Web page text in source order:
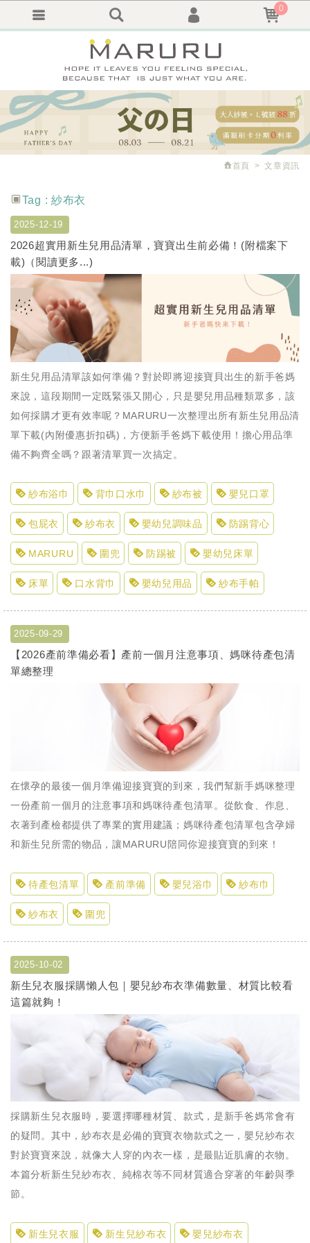
首頁 文章資訊
Tag : 紗布衣
2025-12-19
2026超實用新生兒用品清單，寶寶出生前必備！(附檔案下
載)（閱讀更多...)
新生兒用品清單該如何準備？對於即將迎接寶貝出生的新手爸媽
來說，這段期間一定既緊張又開心，只是嬰兒用品種類眾多，該
如何採購才更有效率呢？MARURU一次整理出所有新生兒用品清
單下載(內附優惠折扣碼)，方便新手爸媽下載使用！擔心用品準
備不夠齊全嗎？跟著清單買一次搞定。
紗布浴巾 背巾口水巾 紗布被 嬰兒口罩
包屁衣 紗布衣 嬰幼兒調味品 防踢背心
MARURU 圍兜 防踢被 嬰幼兒床單
床單 口水背巾 嬰幼兒用品 紗布手帕
2025-09-29
【2026產前準備必看】產前一個月注意事項、媽咪待產包清
單總整理
在懷孕的最後一個月準備迎接寶寶的到來，我們幫新手媽咪整理
一份產前一個月的注意事項和媽咪待產包清單。從飲食、作息、
衣著到產檢都提供了專業的實用建議；媽咪待產包清單包含孕婦
和新生兒所需的物品，讓MARURU陪同你迎接寶寶的到來！
待產包清單 產前準備 嬰兒浴巾 紗布巾
紗布衣 圍兜
2025-10-02
新生兒衣服採購懶人包｜嬰兒紗布衣準備數量、材質比較看
這篇就夠！
採購新生兒衣服時，要選擇哪種材質、款式，是新手爸媽常會有
的疑問。其中，紗布衣是必備的寶寶衣物款式之一，嬰兒紗布衣
對於寶寶來說，就像大人穿的內衣一樣，是最貼近肌膚的衣物。
本篇分析新生兒紗布衣、純棉衣等不同材質適合穿著的年齡與季
節。
新生兒衣服 新生兒紗布衣 嬰兒紗布衣
0
會員登入
會員註冊
忘記密碼
訂單查詢
追蹤清單
繁體中文